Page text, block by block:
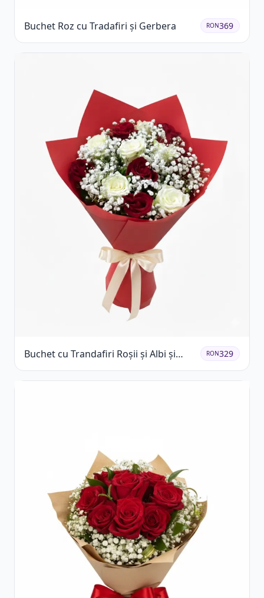
Buchet Roz cu Tradafiri și Gerbera RON369
Buchet cu Trandafiri Roșii și Albi și
Gypsophila
RON329